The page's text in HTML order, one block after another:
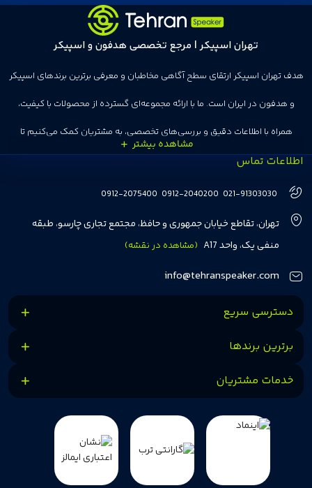
تهران اسپیکر | مرجع تخصصی هدفون و اسپیکر
هدف تهران اسپیکر ارتقای سطح آگاهی مخاطبان و معرفی برترین برندهای اسپیکر
و هدفون در ایران است. ما با ارائه مجموعه‌ای گسترده از محصولات با کیفیت،
همراه با اطلاعات دقیق و بررسی‌های تخصصی، به مشتریان کمک می‌کنیم تا
انتخاب‌های درست و هوشمندانه‌ای داشته باشند. تهران اسپیکر با تجربه‌ای بیش از
هفت سال در این زمینه، بر ایجاد تجربه خریدی آسان، سریع و مطمئن تمرکز دارد تا
مشتریان بتوانند با خیالی آسوده از انتخاب خود لذت ببرند. ما به رضایت و اعتماد
مشتریان اهمیت می‌دهیم و همواره در تلاشیم تا بهترین‌ها را برای آن‌ها فراهم
کنیم.
اطلاعات تماس
021-91303030
0912-2040200
0912-2075400
تهران، تقاطع خیابان جمهوری و حافظ، مجتمع تجاری چارسو، طبقه
منفی یک، واحد A17
(مشاهده در نقشه)
info@tehranspeaker.com
دسترسی سریع
برترین برندها
خدمات مشتریان